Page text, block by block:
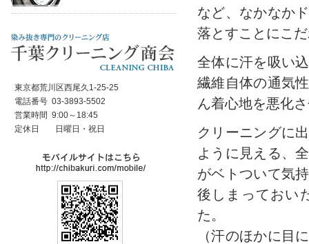
など、なかなか
落とすことにこ
全体に汗を吸い
繊維自体の通気
ん着心地を悪化
クリーニングに
ように見える、
がベトついて気
後しまっておい
た。
（汗のほかに目
東京都荒川区西尾久1-25-25
電話番号 03-3893-5502
営業時間 9:00～18:45
定休日
日曜日・祝日